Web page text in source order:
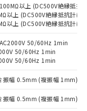
以上 (DC500V絶縁抵抗
以上 (DC500V絶縁抵抗計に
以上 (DC500V絶縁抵抗計に
50/60Hz 1min
50/60Hz 1min
50/60Hz 1min
振幅 0.5mm (複振幅 1mm)
振幅 0.5mm (複振幅 1mm)
照会結果は、
での社内デー
のであり、閲
在庫および標
あることをご
準価格はお客
客様担当のオ
当社販売員に
す。
臭化ビフェニル
ェニルエーテル類
タル酸ジブチル
イソブチル
御機器に対する
部門へお問
：
、 Cd(カドミウ
ポリ臭化ビフェ
ジフェニルエーテ
フタル酸ジ
酸ブチルベンジ
定める商品
う）を輸出
場合は、日本
役務取引許
な手続きを
る場合は、完
に輸出されな
す。
、ミサイ
り
が在庫あり